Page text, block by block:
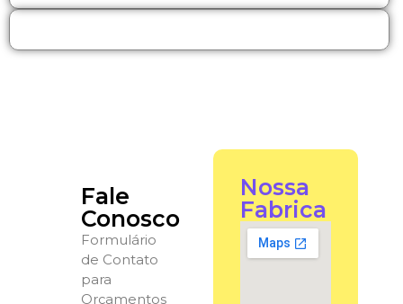
Fale
Conosco
Formulário
de Contato
para
Orçamentos
Nossa
Fabrica